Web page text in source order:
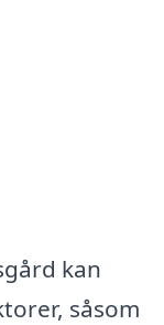
kan
såsom